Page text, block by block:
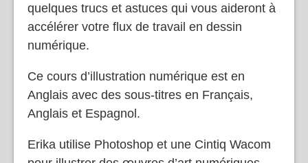
quelques trucs et astuces qui vous aideront à
accélérer votre flux de travail en dessin
numérique.
Ce cours d’illustration numérique est en
Anglais avec des sous-titres en Français,
Anglais et Espagnol.
Erika utilise Photoshop et une Cintiq Wacom